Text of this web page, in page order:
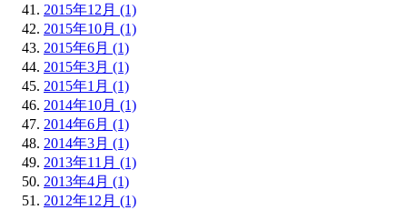
2015年12月 (1)
2015年10月 (1)
2015年6月 (1)
2015年3月 (1)
2015年1月 (1)
2014年10月 (1)
2014年6月 (1)
2014年3月 (1)
2013年11月 (1)
2013年4月 (1)
2012年12月 (1)